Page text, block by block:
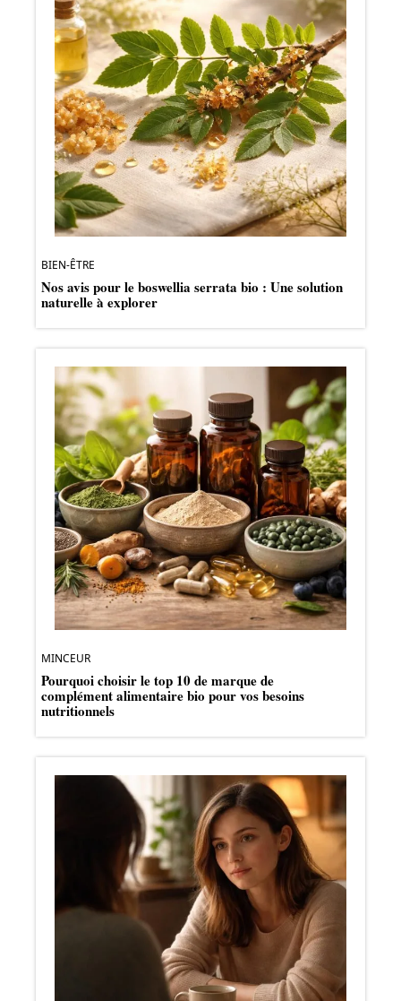
BIEN-ÊTRE
Nos avis pour le boswellia serrata bio : Une solution
naturelle à explorer
MINCEUR
Pourquoi choisir le top 10 de marque de
complément alimentaire bio pour vos besoins
nutritionnels